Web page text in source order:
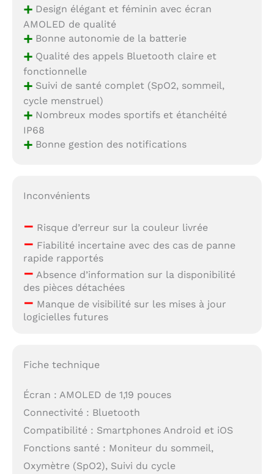
+Design élégant et féminin avec écran
AMOLED de qualité
+Bonne autonomie de la batterie
+Qualité des appels Bluetooth claire et
fonctionnelle
+Suivi de santé complet (SpO2, sommeil,
cycle menstruel)
+Nombreux modes sportifs et étanchéité
IP68
+Bonne gestion des notifications
Inconvénients
– Risque d’erreur sur la couleur livrée
– Fiabilité incertaine avec des cas de panne
rapide rapportés
– Absence d’information sur la disponibilité
des pièces détachées
– Manque de visibilité sur les mises à jour
logicielles futures
Fiche technique
Écran : AMOLED de 1,19 pouces
Connectivité : Bluetooth
Compatibilité : Smartphones Android et iOS
Fonctions santé : Moniteur du sommeil,
Oxymètre (SpO2), Suivi du cycle